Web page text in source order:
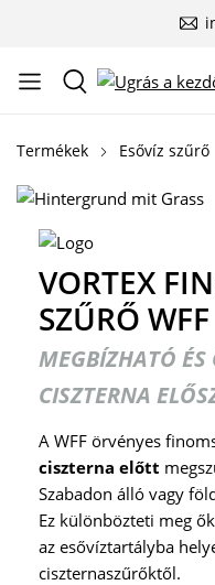
Termékek Esővíz szűrő
VORTEX
SZŰRŐ WFF
MEGBÍZHATÓ ÉS
CISZTERNA
A WFF örvényes
ciszterna előtt
Szabadon álló vagy
Ez különbözteti meg
az esővíztartályba
ciszternaszűrőktől.